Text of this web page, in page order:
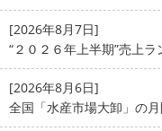
[2026年8月7日]
“２０２６年上半期”売上
[2026年8月6日]
全国「水産市場大卸」の